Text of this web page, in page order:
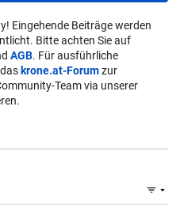
Eingehende Beiträge werden
Bitte achten Sie auf
AGB. Für ausführliche
krone.at-Forumzur
Team via unserer